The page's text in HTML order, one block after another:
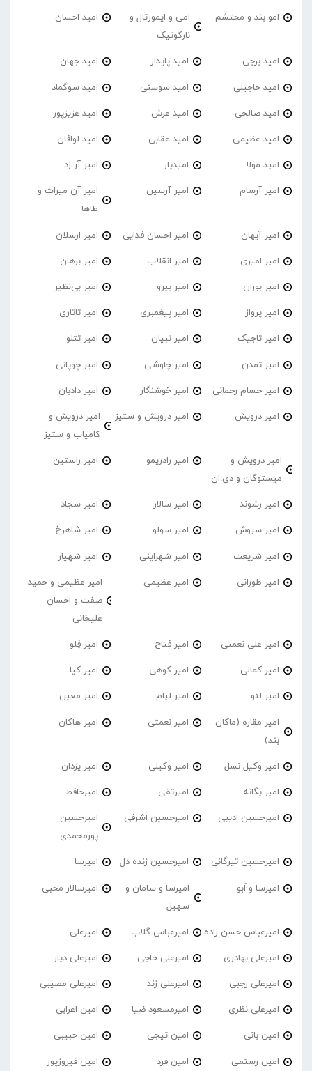
امو بند و محتشم
امی و ایمورتال و
نارکوتیک
امید احسان
امید برجی امید پایدار امید جهان
امید حاجیلی امید سوسنی امید سوگماد
امید صالحی امید عرش امید عزیزپور
امید عظیمی امید عقابی امید لوافان
امید مولا امیدیار امیر آر زد
امیر آرسام امیر آرسین
امیر آن میراث و
طاها
امیر آیهان امیر احسان فدایی امیر ارسلان
امیر امیری امیر انقلاب امیر برهان
امیر‌ بوران امیر بیرو امیر بی‌نظیر
امیر پرواز امیر پیغمبری امیر تاتاری
امیر تاجیک امیر تبیان امیر تتلو
امیر تمدن امیر چاوشی امیر چوپانی
امیر حسام رحمانی امیر خوشنگار امیر دادبان
امیر درویش امیر درویش و ستیز
امیر درویش و
کامیاب و ستیز
امیر درویش و
میستوگان و دی.ان
امیر رادریمو امیر راستین
امیر رشوند امیر سالار امیر سجاد
امیر سروش امیر سولو امیر شاهرخ
امیر شریعت امیر شهراینی امیر شهیار
امیر طورانی امیر عظیمی
امیر عظیمی و حمید
صفت و احسان
علیخانی
امیر علی نعمتی امیر فتاح امیر فِلو
امیر کمالی امیر کوهی امیر کیا
امیر لئو امیر لیام امیر معین
امیر مقاره (ماکان
بند)
امیر نعمتی امیر هاکان
امیر وکیل نسل امیر وکیلی امیر یزدان
امیر یگانه امیرتقی امیرحافظ
امیرحسین ادیبی امیرحسین اشرفی
امیرحسین
پورمحمدی
امیرحسین تیرگانی امیرحسین زنده دل امیرسا
امیرسا و اَبو
امیرسا و سامان و
سهیل
امیرسالار محبی
امیرعباس حسن زاده امیرعباس گلاب امیرعلی
امیرعلی بهادری امیرعلی حاجی امیرعلی دیار
امیرعلی رجبی امیرعلی زند امیرعلی مصیبی
امیرعلی نظری امیرمسعود ضیا امین اعرابی
امین بانی امین تیجی امین حبیبی
امین رستمی امین فرد امین فیروزپور